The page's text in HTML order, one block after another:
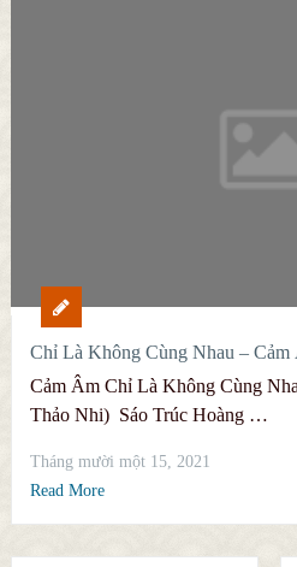
Chỉ Là Không Cùng Nhau – Cảm
Cảm Âm Chỉ Là Không Cùng
Thảo Nhi) Sáo Trúc Hoàng …
Tháng mười một 15, 2021
Read More